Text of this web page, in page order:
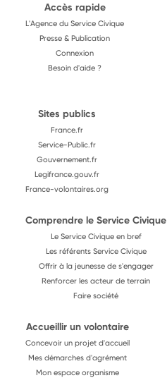
Accès rapide
L'Agence du Service Civique
Presse & Publication
Connexion
Besoin d'aide ?
Sites publics
France.fr
Service-Public.fr
Gouvernement.fr
Legifrance.gouv.fr
France-volontaires.org
Comprendre le Service Civique
Le Service Civique en bref
Les référents Service Civique
Offrir à la jeunesse de s'engager
Renforcer les acteur de terrain
Faire société
Accueillir un volontaire
Concevoir un projet d'accueil
Mes démarches d'agrément
Mon espace organisme